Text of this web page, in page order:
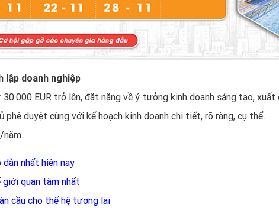
lập doanh nghiệp
EUR trở lên, đặt nặng về ý tưởng kinh doanh sáng tạo, xuất
phê duyệt cùng với kế hoạch kinh doanh chi tiết, rõ ràng, cụ thể.
năm.
nhất hiện nay
quan tâm nhất
cầu cho thế hệ tương lai